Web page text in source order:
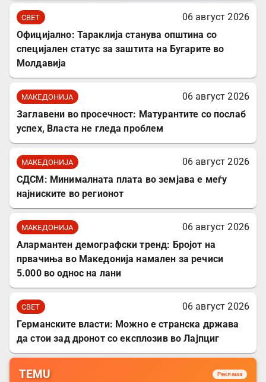
СВЕТ
06 август 2026
Официјално: Тараклија станува општина со
специјален статус за заштита на Бугарите во
Молдавија
МАКЕДОНИЈА
06 август 2026
Заглавени во просечност: Матурантите со послаб
успех, Власта не гледа проблем
МАКЕДОНИЈА
06 август 2026
СДСМ: Минималната плата во земјава е меѓу
најниските во регионот
МАКЕДОНИЈА
06 август 2026
Алармантен демографски тренд: Бројот на
првачиња во Македонија намален за речиси
5.000 во однос на лани
СВЕТ
06 август 2026
Германските власти: Можно е странска држава
да стои зад дронот со експлозив во Лајпциг
TEMU Реклама